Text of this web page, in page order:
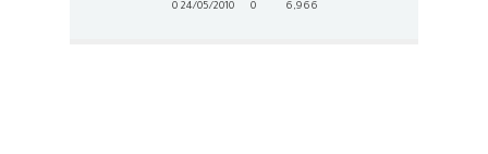
6,966
24/05/2010
0